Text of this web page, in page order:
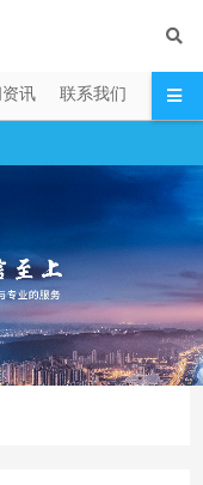
讯 联系我们